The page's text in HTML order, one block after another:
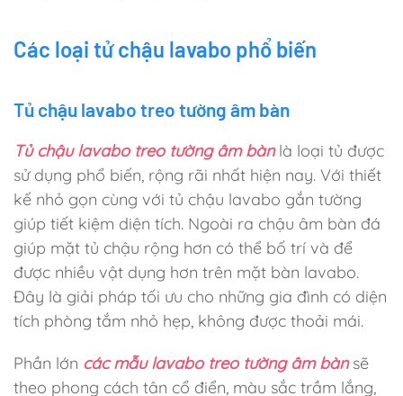
Các loại tử chậu lavabo phổ biến
Tủ chậu lavabo treo tường âm bàn
Tủ chậu lavabo treo tường âm bànlà loại tủ được
sử dụng phổ biến, rộng rãi nhất hiện nay. Với thiết
kế nhỏ gọn cùng với tủ chậu lavabo gắn tường
giúp tiết kiệm diện tích. Ngoài ra chậu âm bàn đá
giúp mặt tủ chậu rộng hơn có thể bố trí và để
được nhiều vật dụng hơn trên mặt bàn lavabo.
Đây là giải pháp tối ưu cho những gia đình có diện
tích phòng tắm nhỏ hẹp, không được thoải mái.
Phần lớn các mẫu lavabo treo tường âm bànsẽ
theo phong cách tân cổ điển, màu sắc trầm lắng,